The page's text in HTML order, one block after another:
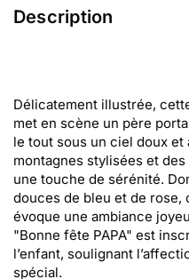
Description
Délicatement illustrée,
met en scène un père
le tout sous un ciel doux
montagnes stylisées et
une touche de sérénité.
douces de bleu et de
évoque une ambiance
"Bonne fête PAPA" est
l’enfant, soulignant
spécial.